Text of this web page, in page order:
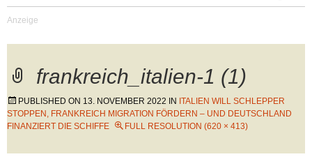
frankreich_italien-1 (1)
PUBLISHED ON 13. NOVEMBER 2022 IN ITALIEN WILL SCHLEPPER
STOPPEN, FRANKREICH MIGRATION FÖRDERN – UND DEUTSCHLAND
FINANZIERT DIE SCHIFFE
FULL RESOLUTION (620 × 413)